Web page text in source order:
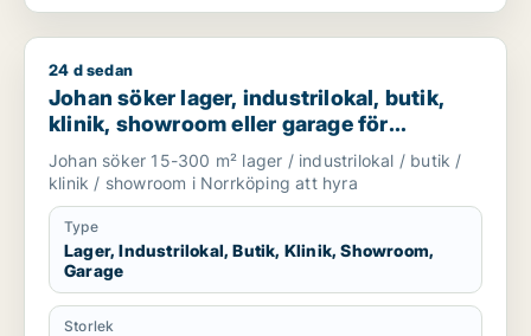
Johan söker lager, industrilokal, butik, klinik, showroom
24 d sedan
Johan söker lager, industrilokal, butik,
klinik, showroom eller garage för
uthyrning i Norrköping
Johan söker 15-300 m² lager / industrilokal / butik /
klinik / showroom i Norrköping att hyra
Type
Lager, Industrilokal, Butik, Klinik, Showroom,
Garage
Storlek